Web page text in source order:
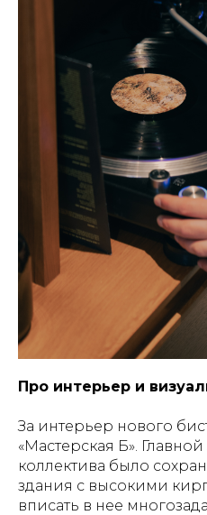
Про интерьер и
За интерьер нового
«Мастерская Б».
коллектива было
здания с высокими
вписать в нее